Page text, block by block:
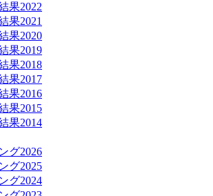
果2022
果2021
果2020
果2019
果2018
果2017
果2016
果2015
果2014
グ2026
グ2025
グ2024